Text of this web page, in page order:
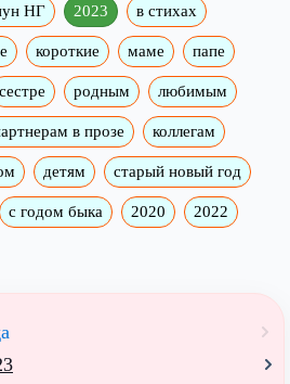
НГ 2023 в стихах
короткие маме папе
сестре родным любимым
в прозе коллегам
детям старый новый год
с годом быка 2020 2022